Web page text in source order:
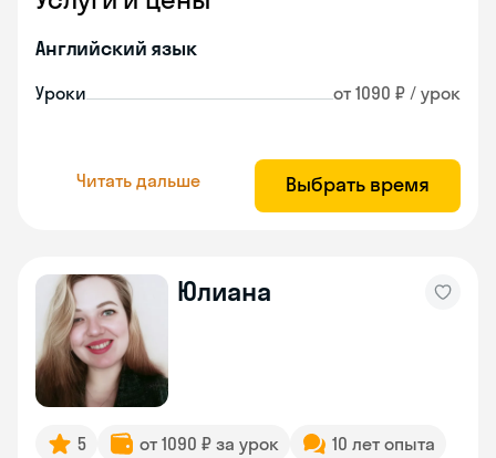
Английский язык
Уроки от 1090 ₽ / урок
Читать дальше Выбрать время
Юлиана
5 от 1090 ₽ за урок
10 лет опыта